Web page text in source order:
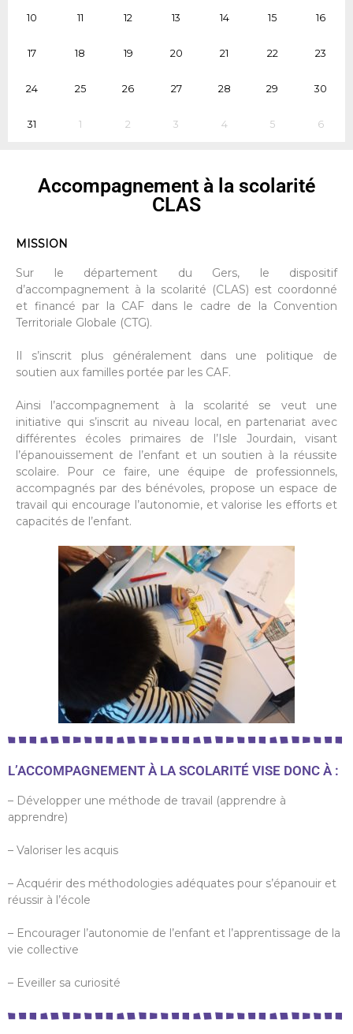
10 11 12 13 14 15 16
17 18 19 20 21 22 23
24 25 26 27 28 29 30
31 1 2 3 4 5 6
Accompagnement à la scolarité
CLAS
MISSION
Sur le département du Gers, le dispositif
d’accompagnement à la scolarité (CLAS) est coordonné
et financé par la CAF dans le cadre de la Convention
Territoriale Globale (CTG).
Il s’inscrit plus généralement dans une politique de
soutien aux familles portée par les CAF.
Ainsi l’accompagnement à la scolarité se veut une
initiative qui s’inscrit au niveau local, en partenariat avec
différentes écoles primaires de l’Isle Jourdain, visant
l’épanouissement de l’enfant et un soutien à la réussite
scolaire. Pour ce faire, une équipe de professionnels,
accompagnés par des bénévoles, propose un espace de
travail qui encourage l’autonomie, et valorise les efforts et
capacités de l’enfant.
L’ACCOMPAGNEMENT À LA SCOLARITÉ VISE DONC À :
– Développer une méthode de travail (apprendre à
apprendre)
– Valoriser les acquis
– Acquérir des méthodologies adéquates pour s’épanouir et
réussir à l’école
– Encourager l’autonomie de l’enfant et l’apprentissage de la
vie collective
– Eveiller sa curiosité